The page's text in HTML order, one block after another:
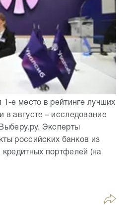
1-е место в рейтинге лучших
в августе – исследование
Эксперты
российских банков из
кредитных портфелей (на